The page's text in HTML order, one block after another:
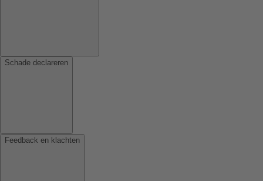
Schade declareren
Feedback en klachten